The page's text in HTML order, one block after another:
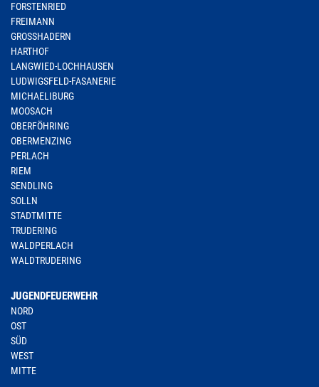
FORSTENRIED
FREIMANN
GROSSHADERN
HARTHOF
LANGWIED-LOCHHAUSEN
LUDWIGSFELD-FASANERIE
MICHAELIBURG
MOOSACH
OBERFÖHRING
OBERMENZING
PERLACH
RIEM
SENDLING
SOLLN
STADTMITTE
TRUDERING
WALDPERLACH
WALDTRUDERING
JUGENDFEUERWEHR
NORD
OST
SÜD
WEST
MITTE